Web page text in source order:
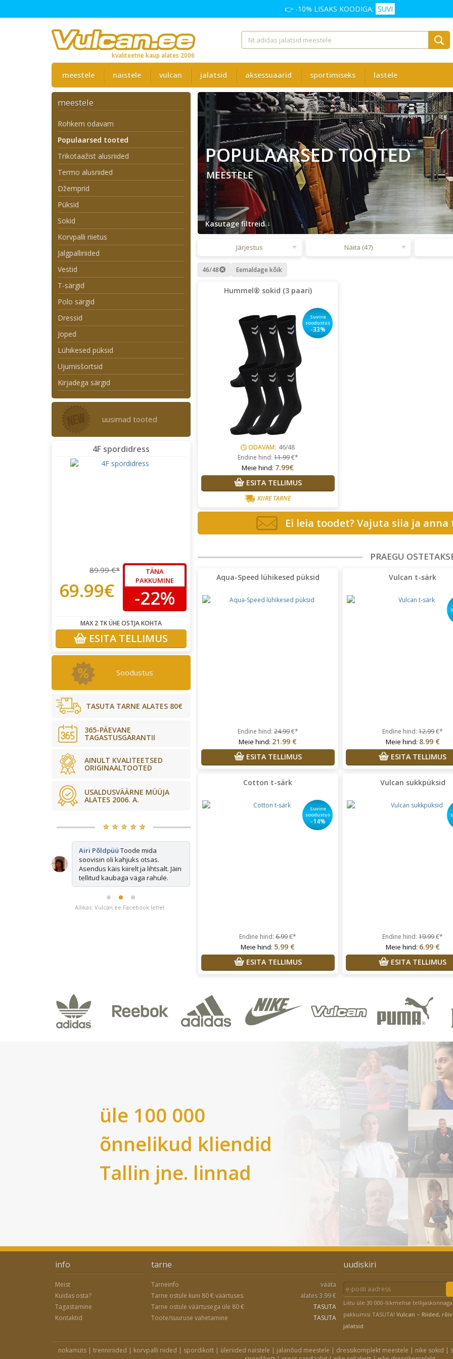
👉 -10% LISAKS KOODIGA: SUVI
kvaliteetne kaup alates 2006
meestele naistele vulcan jalatsid aksessuaarid sportimiseks lastele
meestele
Rohkem odavam
Populaarsed tooted
Trikotaažist alusriided
Termo alusriided
Džemprid
Püksid
Sokid
Korvpalli riietus
Jalgpalliriided
Vestid
T-särgid
Polo särgid
Dressid
Joped
Lühikesed püksid
Ujumisšortsid
Kirjadega särgid
uusimad tooted
4F spordidress
89.99 €*
69.99€
TÄNA
PAKKUMINE
-22%
MAX 2 TK ÜHE OSTJA KOHTA
ESITA TELLIMUS
Soodustus
TASUTA TARNE ALATES 80€
365-PÄEVANE
TAGASTUSGARANTII
AINULT KVALITEETSED
ORIGINAALTOOTED
USALDUSVÄÄRNE MÜÜJA
ALATES 2006. A.
⭐️ ⭐️ ⭐️ ⭐️ ⭐️
Airi Põldpüü Toode mida
soovisin oli kahjuks otsas.
Asendus käis kiirelt ja lihtsalt. Jäin
tellitud kaubaga väga rahule.
Allikas: Vulcan.ee Facebook lehel
Kasutage filtreid↓
POPULAARSED TOOTED
MEESTELE
Järjestus Näita (47)
46/48 Eemaldage kõik
Hummel® sokid (3 paari)
Suvine
soodustus
-33%
ODAVAM: 46/48
Endine hind:11.99€*
Meie hind: 7.99€
ESITA TELLIMUS
KIIRE TARNE
Ei leia toodet? Vajuta siia ja
PRAEGU
Aqua-Speed lühikesed püksid
Endine hind:24.99€*
Meie hind: 21.99 €
ESITA TELLIMUS
Vulcan t-särk
Endine hind:12.99€*
Meie hind: 8.99 €
ESITA TELLIMUS
Cotton t-särk
Suvine
soodustus
-14%
Endine hind:6.99€*
Meie hind: 5.99 €
ESITA TELLIMUS
Vulcan sukkpüksid
Endine hind:19.99€*
Meie hind: 6.99 €
ESITA TELLIMUS
üle 100 000
õnnelikud kliendid
Tallin jne. linnad
info
Meist
Kuidas osta?
Tagastamine
Kontaktid
tarne
Tarneinfo
vaata
Tarne ostule kuni 80 € väärtuses
alates 3.99 €
Tarne ostule väärtusega üle 80 €
TASUTA
Toote/suuruse vahetamine
TASUTA
uudiskiri
Liitu üle 30 000-liikmelise tellijaskonnaga
pakkumisi TASUTA! Vulcan – Riided,
jalatsid
nokamüts | trenniriided | korvpalli riided | spordikott | üleriided naistele | jalanõud meestele | dressikomplekt meestele | nike sokid |